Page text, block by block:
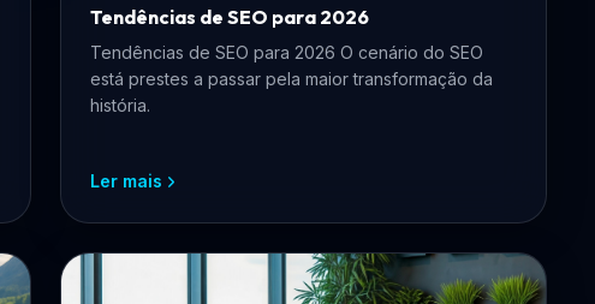
Tendências de SEO para 2026
Tendências de SEO para 2026 O cenário do SEO
está prestes a passar pela maior transformação da
história.
Ler mais